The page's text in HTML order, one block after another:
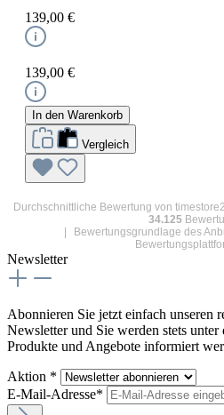
139,00 €
139,00 €
In den Warenkorb
Vergleich
Durchschnittliche Bewertung von
34.125
|
Bewertungsgrundlage des
Newsletter
Abonnieren Sie jetzt einfach unseren
Newsletter und Sie werden stets unter
Produkte und Angebote informiert
Aktion *
E-Mail-Adresse*